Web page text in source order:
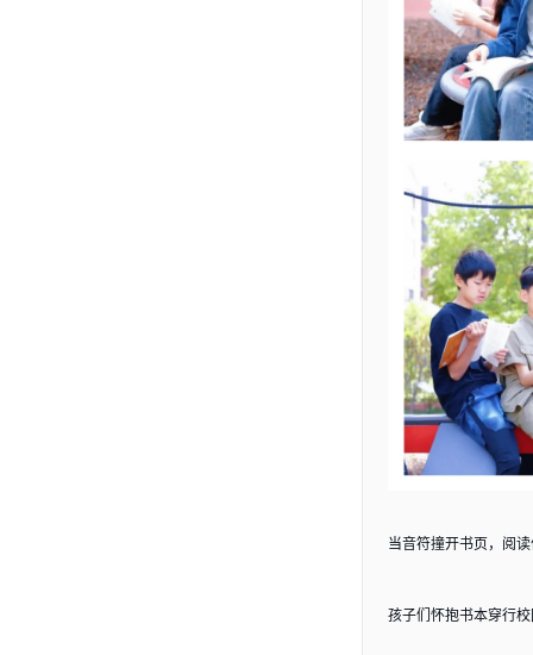
当音符撞开书页，阅
孩子们怀抱书本穿行